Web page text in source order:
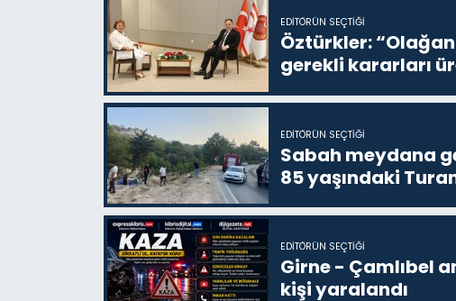
EDITÖRÜN SEÇTIĞI
Öztürkler:
gerekli kararları
EDITÖRÜN SEÇTIĞI
Sabah meydana
85 yaşındaki
EDITÖRÜN SEÇTIĞI
Girne - Çamlıbel
kişi yaralandı